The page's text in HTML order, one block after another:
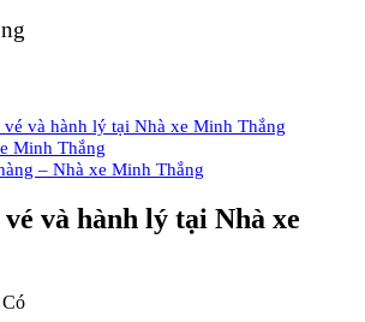
vé và hành lý tại Nhà xe Minh Thắng
Minh Thắng
– Nhà xe Minh Thắng
và hành lý tại Nhà xe